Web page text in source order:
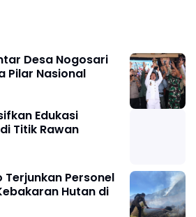
Desa Nogosari
Pilar Nasional
Edukasi
Titik Rawan
Personel
Hutan di